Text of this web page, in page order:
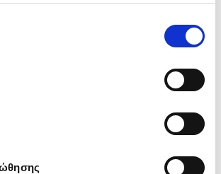
να επιλέξετε από τα παρακάτω με την
΄΄και να ενημερωθείτε σχετικά με